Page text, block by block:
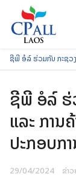
content
SEARCH
ຊີ​ພີ ອໍລ໌ ຮ່ວມ​ກັບ ກະ​ຊວ
ຊີ​ພີ ອໍລ໌ ຮ່
ແລະ ​ກາ
ປະກອບ​ກ
29/04/2024 ຂ່າ